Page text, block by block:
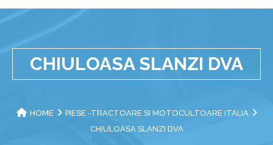
CHIULOASA SLANZI DVA
HOME
PIESE -TRACTOARE SI MOTOCULTOARE ITALIA
CHIULOASA SLANZI DVA